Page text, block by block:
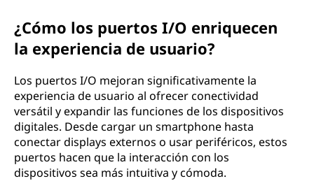
¿Cómo los puertos I/O enriquecen
la experiencia de usuario?
Los puertos I/O mejoran significativamente la
experiencia de usuario al ofrecer conectividad
versátil y expandir las funciones de los dispositivos
digitales. Desde cargar un smartphone hasta
conectar displays externos o usar periféricos, estos
puertos hacen que la interacción con los
dispositivos sea más intuitiva y cómoda.